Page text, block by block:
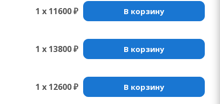
1 x 11600 ₽ В корзину
1 x 13800 ₽ В корзину
1 x 12600 ₽ В корзину